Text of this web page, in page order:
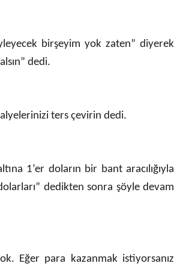
birşeyim yok zaten” diyerek
dedi.
ters çevirin dedi.
1’er doların bir bant aracılığıyla
dedikten sonra şöyle devam
Eğer para kazanmak istiyorsanız